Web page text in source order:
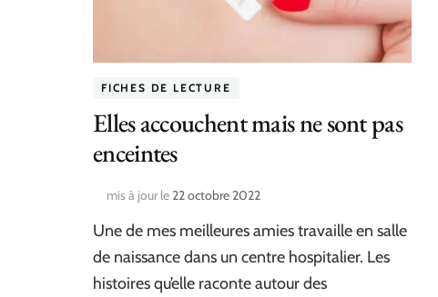
FICHES DE LECTURE
Elles accouchent mais ne sont pas
enceintes
mis à jour le 22 octobre 2022
Une de mes meilleures amies travaille en salle
de naissance dans un centre hospitalier. Les
histoires qu’elle raconte autour des